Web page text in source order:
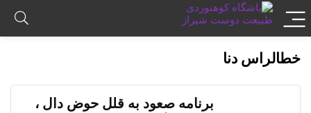
خطالراس دنا
برنامه صعود به قلل حوض دال ،